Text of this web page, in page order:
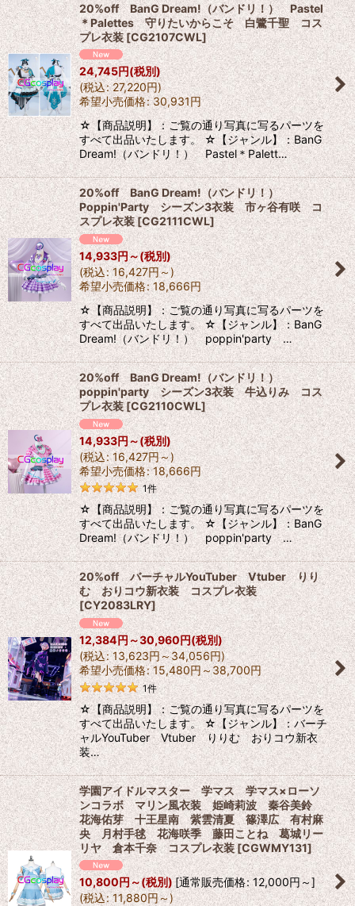
20%off BanG Dream!（バンドリ！） Pastel
＊Palettes 守りたいからこそ 白鷺千聖 コス
プレ衣装 [CG2107CWL]
24,745円(税別)
(税込: 27,220円)
希望小売価格: 30,931円
☆【商品説明】：ご覧の通り写真に写るパーツを
すべて出品いたします。 ☆【ジャンル】：BanG
Dream!（バンドリ！） Pastel＊Palett…
20%off BanG Dream!（バンドリ！）
Poppin'Party シーズン3衣装 市ヶ谷有咲 コ
スプレ衣装[CG2111CWL]
14,933円～(税別)
(税込: 16,427円～)
希望小売価格: 18,666円
☆【商品説明】：ご覧の通り写真に写るパーツを
すべて出品いたします。 ☆【ジャンル】：BanG
Dream!（バンドリ！） poppin'party …
20%off BanG Dream!（バンドリ！）
poppin'party シーズン3衣装 牛込りみ コス
プレ衣装[CG2110CWL]
14,933円～(税別)
(税込: 16,427円～)
希望小売価格: 18,666円
1件
☆【商品説明】：ご覧の通り写真に写るパーツを
すべて出品いたします。 ☆【ジャンル】：BanG
Dream!（バンドリ！） poppin'party …
20%off バーチャルYouTuber Vtuber りり
む おりコウ新衣装 コスプレ衣装
[CY2083LRY]
12,384円～30,960円(税別)
(税込: 13,623円～34,056円)
希望小売価格: 15,480円～38,700円
1件
☆【商品説明】：ご覧の通り写真に写るパーツを
すべて出品いたします。 ☆【ジャンル】：バーチ
ャルYouTuber Vtuber りりむ おりコウ新衣
装…
学園アイドルマスター 学マス 学マス×ローソ
ンコラボ マリン風衣装 姫崎莉波 秦谷美鈴
花海佑芽 十王星南 紫雲清夏 篠澤広 有村麻
央 月村手毬 花海咲季 藤田ことね 葛城リー
リヤ 倉本千奈 コスプレ衣装[CGWMY131]
10,800円～(税別)[通常販売価格: 12,000円～]
(税込: 11,880円～)